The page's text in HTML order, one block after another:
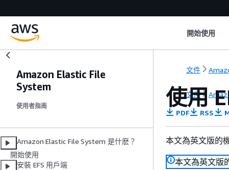
開始使用
Amazon Elastic File
System
使用者指南
Amazon Elastic File System 是什麽？
開始使用
安裝 EFS 用戶端
文件
文件
使用
PDF RSS
本文為英文版的
本文為英文版